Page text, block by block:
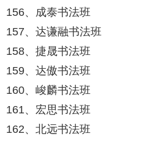
156、成泰书法班
157、达谦融书法班
158、捷晟书法班
159、达傲书法班
160、峻麟书法班
161、宏思书法班
162、北远书法班